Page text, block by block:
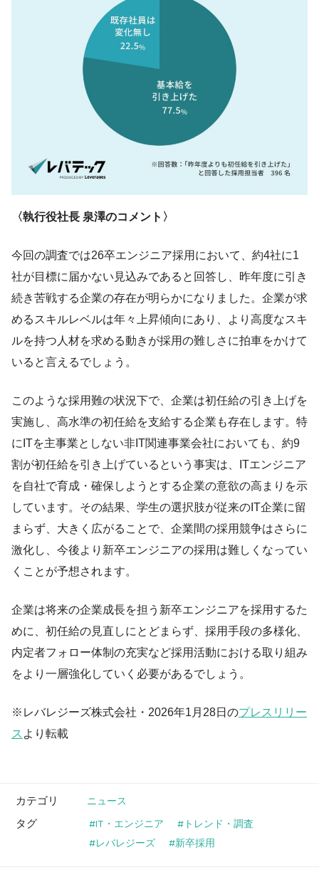
〈執行役社長 泉澤のコメント〉
今回の調査では26卒エンジニア採用において、約4社に1
社が目標に届かない見込みであると回答し、昨年度に引き
続き苦戦する企業の存在が明らかになりました。企業が求
めるスキルレベルは年々上昇傾向にあり、より高度なスキ
ルを持つ人材を求める動きが採用の難しさに拍車をかけて
いると言えるでしょう。
このような採用難の状況下で、企業は初任給の引き上げを
実施し、高水準の初任給を支給する企業も存在します。特
にITを主事業としない非IT関連事業会社においても、約9
割が初任給を引き上げているという事実は、ITエンジニア
を自社で育成・確保しようとする企業の意欲の高まりを示
しています。その結果、学生の選択肢が従来のIT企業に留
まらず、大きく広がることで、企業間の採用競争はさらに
激化し、今後より新卒エンジニアの採用は難しくなってい
くことが予想されます。
企業は将来の企業成長を担う新卒エンジニアを採用するた
めに、初任給の見直しにとどまらず、採用手段の多様化、
内定者フォロー体制の充実など採用活動における取り組み
をより一層強化していく必要があるでしょう。
※レバレジーズ株式会社・2026年1月28日のプレスリリー
ス より転載
カテゴリ ニュース
タグ IT・エンジニア
トレンド・調査
レバレジーズ
新卒採用